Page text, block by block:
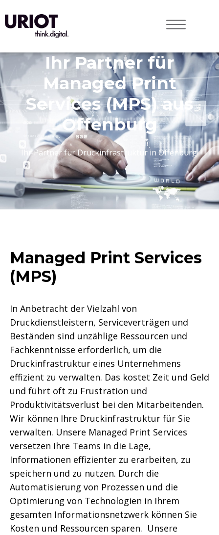
Ihr Partner für
Managed Print
Services (MPS) aus
Offenburg
Ihr Partner für Druck­infrastruktur in Offenburg.
Managed Print Services
(MPS)
In Anbetracht der Vielzahl von
Druckdienstleistern, Serviceverträgen und
Beständen sind unzählige Ressourcen und
Fachkenntnisse erforderlich, um die
Druckinfrastruktur eines Unternehmens
effizient zu verwalten. Das kostet Zeit und Geld
und führt oft zu Frustration und
Produktivitätsverlust bei den Mitarbeitenden.
Wir können Ihre Druckinfrastruktur für Sie
verwalten. Unsere Managed Print Services
versetzen Ihre Teams in die Lage,
Informationen effizienter zu erarbeiten, zu
speichern und zu nutzen. Durch die
Automatisierung von Prozessen und die
Optimierung von Technologien in Ihrem
gesamten Informationsnetzwerk können Sie
Kosten und Ressourcen sparen. Unsere